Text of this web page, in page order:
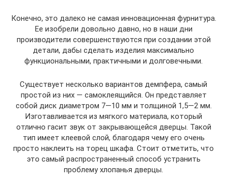
Конечно, это далеко не самая инновационная фурнитура.
Ее изобрели довольно давно, но в наши дни
производители совершенствуются при создании этой
детали, дабы сделать изделия максимально
функциональными, практичными и долговечными.
Существует несколько вариантов демпфера, самый
простой из них — самоклеящийся. Он представляет
собой диск диаметром 7—10 мм и толщиной 1,5—2 мм.
Изготавливается из мягкого материала, который
отлично гасит звук от закрывающейся дверцы. Такой
тип имеет клеевой слой, благодаря чему его очень
просто наклеить на торец шкафа. Стоит отметить, что
это самый распространенный способ устранить
проблему хлопанья дверцы.